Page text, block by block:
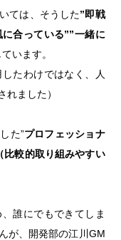
ては、そうした”即戦
合っている””一緒に
います。
たわけではなく、人
れました）
た”プロフェッショナ
比較的取り組みやすい
誰にでもできてしま
が、開発部の江川GM